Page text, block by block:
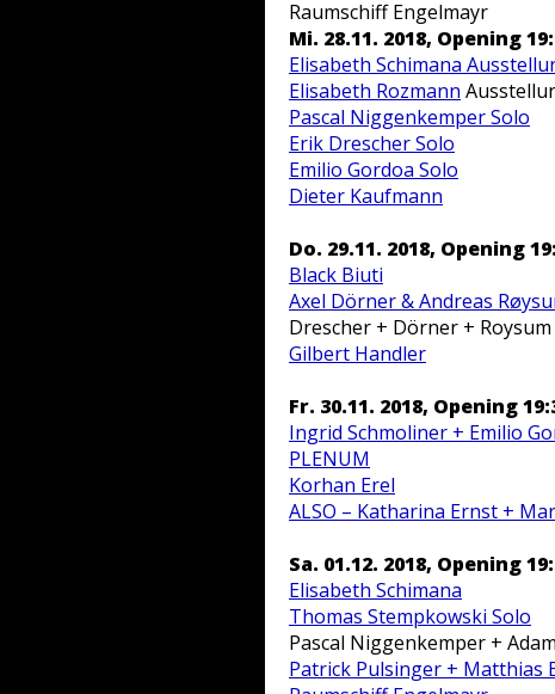
Raumschiff Engelmayr
Mi. 28.11. 2018, Opening
Elisabeth Schimana
Elisabeth Rozmann
Pascal Niggenkemper Solo
Erik Drescher Solo
Emilio Gordoa Solo
Dieter Kaufmann
Do. 29.11. 2018, Opening
Black Biuti
Axel Dörner & Andreas
Drescher + Dörner + Roysum
Gilbert Handler
Fr. 30.11. 2018, Opening
Ingrid Schmoliner + Emilio
PLENUM
Korhan Erel
ALSO – Katharina Ernst +
Sa. 01.12. 2018, Opening
Elisabeth Schimana
Thomas Stempkowski Solo
Pascal Niggenkemper +
Patrick Pulsinger + Matthias